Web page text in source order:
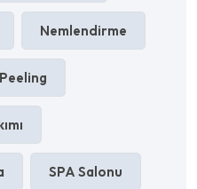
Nemlendirme
Peeling
SPA Salonu